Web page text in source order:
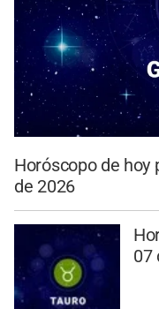
Horóscopo de hoy
de 2026
07